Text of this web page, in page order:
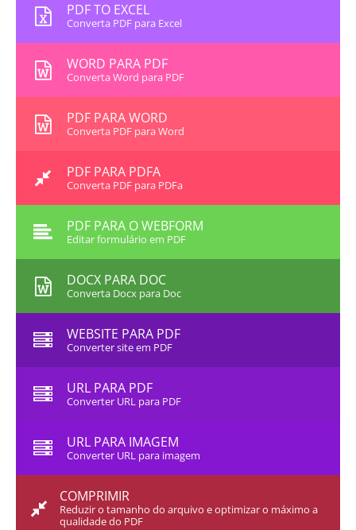
PDF TO EXCEL
Converta PDF para Excel
WORD PARA PDF
Converta Word para PDF
PDF PARA WORD
Converta PDF para Word
PDF PARA PDFA
Converta PDF para PDFa
PDF PARA O WEBFORM
Editar formulário em PDF
DOCX PARA DOC
Converta Docx para Doc
WEBSITE PARA PDF
Converter site em PDF
URL PARA PDF
Converter URL para PDF
URL PARA IMAGEM
Converter URL para imagem
COMPRIMIR
Reduzir o tamanho do arquivo e optimizar o máximo a
qualidade do PDF